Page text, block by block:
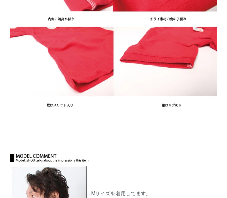
Mサイズを着用してます。